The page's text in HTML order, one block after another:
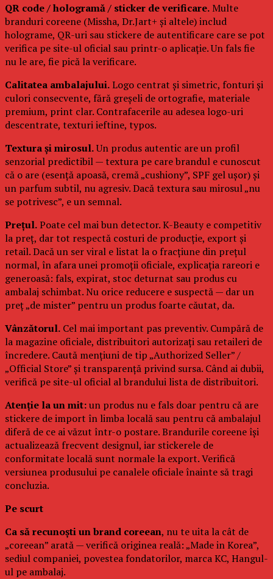
QR code / hologramă / sticker de verificare.Multe
branduri coreene (Missha, Dr.Jart+ și altele) includ
holograme, QR-uri sau stickere de autentificare care se pot
verifica pe site-ul oficial sau printr-o aplicație. Un fals fie
nu le are, fie pică la verificare.
Calitatea ambalajului.Logo centrat și simetric, fonturi și
culori consecvente, fără greșeli de ortografie, materiale
premium, print clar. Contrafacerile au adesea logo-uri
descentrate, texturi ieftine, typos.
Textura și mirosul.Un produs autentic are un profil
senzorial predictibil — textura pe care brandul e cunoscut
că o are (esență apoasă, cremă „cushiony”, SPF gel ușor) și
un parfum subtil, nu agresiv. Dacă textura sau mirosul „nu
se potrivesc”, e un semnal.
Prețul.Poate cel mai bun detector. K-Beauty e competitiv
la preț, dar tot respectă costuri de producție, export și
retail. Dacă un ser viral e listat la o fracțiune din prețul
normal, în afara unei promoții oficiale, explicația rareori e
generoasă: fals, expirat, stoc deturnat sau produs cu
ambalaj schimbat. Nu orice reducere e suspectă — dar un
preț „de mister” pentru un produs foarte căutat, da.
Vânzătorul. Cel mai important pas preventiv. Cumpără de
la magazine oficiale, distribuitori autorizați sau retaileri de
încredere. Caută mențiuni de tip „Authorized Seller” /
„Official Store” și transparență privind sursa. Când ai dubii,
verifică pe site-ul oficial al brandului lista de distribuitori.
Atenție la un mit:un produs nu e fals doar pentru că are
stickere de import în limba locală sau pentru că ambalajul
diferă de ce ai văzut într-o postare. Brandurile coreene își
actualizează frecvent designul, iar stickerele de
conformitate locală sunt normale la export. Verifică
versiunea produsului pe canalele oficiale înainte să tragi
concluzia.
Pe scurt
Ca să recunoști un brand coreean, nu te uita la cât de
„coreean” arată — verifică originea reală: „Made in Korea”,
sediul companiei, povestea fondatorilor, marca KC, Hangul-
ul pe ambalaj.